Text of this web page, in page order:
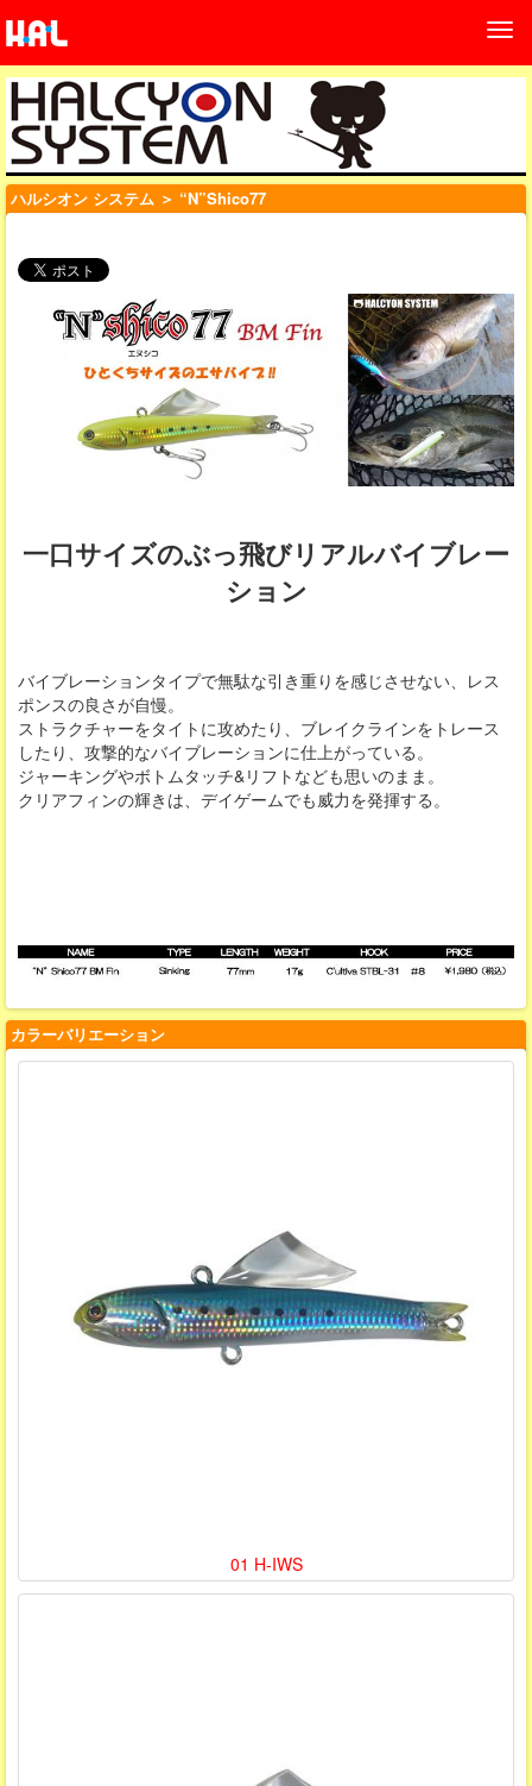
ハルシオン システム ＞ “N”Shico77
一口サイズのぶっ飛びリアルバイブレー
ション
バイブレーションタイプで無駄な引き重りを感じさせない、レス
ポンスの良さが自慢。
ストラクチャーをタイトに攻めたり、ブレイクラインをトレース
したり、攻撃的なバイブレーションに仕上がっている。
ジャーキングやボトムタッチ&リフトなども思いのまま。
クリアフィンの輝きは、デイゲームでも威力を発揮する。
カラーバリエーション
01 H-IWS